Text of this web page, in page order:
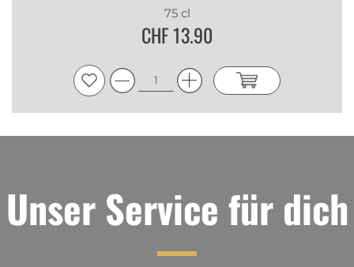
75 cl
CHF 13.90
Unser Service für dich